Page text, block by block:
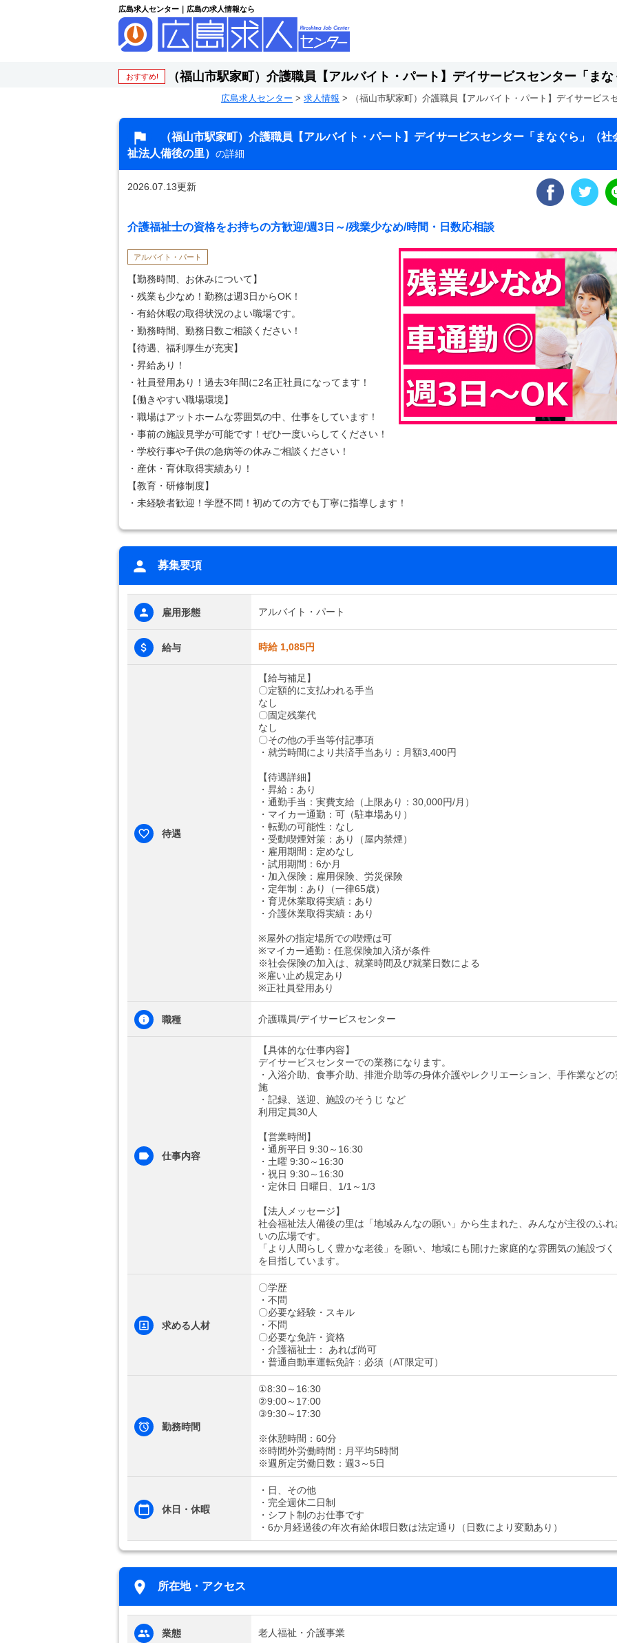
広島求人センター｜広島の求人情報なら
おすすめ! （福山市駅家町）介護職員【アルバイト・パート】デイサービスセンター「ま
広島求人センター > 求人情報 > （福山市駅家町）介護職員【アルバイト・パート】デイサービ
（福山市駅家町）介護職員【アルバイト・パート】デイサービスセンター「まなぐら」（社
祉法人備後の里） の詳細
2026.07.13更新
介護福祉士の資格をお持ちの方歓迎/週3日～/残業少なめ/時間・日数応相談
アルバイト・パート
【勤務時間、お休みについて】
・残業も少なめ！勤務は週3日からOK！
・有給休暇の取得状況のよい職場です。
・勤務時間、勤務日数ご相談ください！
【待遇、福利厚生が充実】
・昇給あり！
・社員登用あり！過去3年間に2名正社員になってます！
【働きやすい職場環境】
・職場はアットホームな雰囲気の中、仕事をしています！
・事前の施設見学が可能です！ぜひ一度いらしてください！
・学校行事や子供の急病等の休みご相談ください！
・産休・育休取得実績あり！
【教育・研修制度】
・未経験者歓迎！学歴不問！初めての方でも丁寧に指導します！
募集要項
雇用形態 アルバイト・パート
給与 時給 1,085円
待遇
【給与補足】
〇定額的に支払われる手当
なし
〇固定残業代
なし
〇その他の手当等付記事項
・就労時間により共済手当あり：月額3,400円
【待遇詳細】
・昇給：あり
・通勤手当：実費支給（上限あり：30,000円/月）
・マイカー通勤：可（駐車場あり）
・転勤の可能性：なし
・受動喫煙対策：あり（屋内禁煙）
・雇用期間：定めなし
・試用期間：6か月
・加入保険：雇用保険、労災保険
・定年制：あり（一律65歳）
・育児休業取得実績：あり
・介護休業取得実績：あり
※屋外の指定場所での喫煙は可
※マイカー通勤：任意保険加入済が条件
※社会保険の加入は、就業時間及び就業日数による
※雇い止め規定あり
※正社員登用あり
職種 介護職員/デイサービスセンター
仕事内容
【具体的な仕事内容】
デイサービスセンターでの業務になります。
・入浴介助、食事介助、排泄介助等の身体介護やレクリエーション、手作業などの
施
・記録、送迎、施設のそうじ など
利用定員30人
【営業時間】
・通所平日 9:30～16:30
・土曜 9:30～16:30
・祝日 9:30～16:30
・定休日 日曜日、1/1～1/3
【法人メッセージ】
社会福祉法人備後の里は「地域みんなの願い」から生まれた、みんなが主役のふれ
いの広場です。
「より人間らしく豊かな老後」を願い、地域にも開けた家庭的な雰囲気の施設づく
を目指しています。
求める人材
〇学歴
・不問
〇必要な経験・スキル
・不問
〇必要な免許・資格
・介護福祉士： あれば尚可
・普通自動車運転免許：必須（AT限定可）
勤務時間
①8:30～16:30
②9:00～17:00
③9:30～17:30
※休憩時間：60分
※時間外労働時間：月平均5時間
※週所定労働日数：週3～5日
休日・休暇
・日、その他
・完全週休二日制
・シフト制のお仕事です
・6か月経過後の年次有給休暇日数は法定通り（日数により変動あり）
所在地・アクセス
業態 老人福祉・介護事業